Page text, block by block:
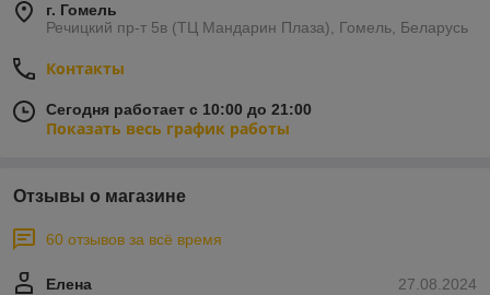
г. Гомель
Речицкий пр-т 5в (ТЦ Мандарин Плаза), Гомель, Беларусь
Контакты
Сегодня работает с 10:00 до 21:00
Показать весь график работы
Отзывы о магазине
60 отзывов за всё время
27.08.2024
Елена